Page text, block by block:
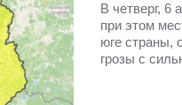
В четверг, 6
при этом
юге страны,
грозы с